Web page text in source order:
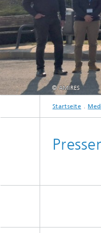
Während des jährlichen
© AMIRES
Startseite